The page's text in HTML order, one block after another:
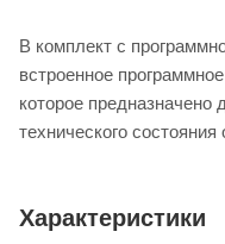
В комплект с
встроенное
которое предназначено
технического
Характеристики